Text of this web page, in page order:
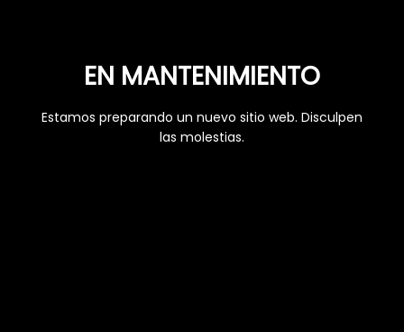
EN MANTENIMIENTO
Estamos preparando un nuevo sitio web. Disculpen
las molestias.